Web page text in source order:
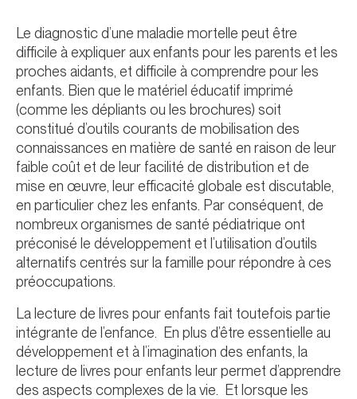
Le diagnostic d’une maladie mortelle peut être
difficile à expliquer aux enfants pour les parents et les
proches aidants, et difficile à comprendre pour les
enfants. Bien que le matériel éducatif imprimé
(comme les dépliants ou les brochures) soit
constitué d’outils courants de mobilisation des
connaissances en matière de santé en raison de leur
faible coût et de leur facilité de distribution et de
mise en œuvre, leur efficacité globale est discutable,
en particulier chez les enfants. Par conséquent, de
nombreux organismes de santé pédiatrique ont
préconisé le développement et l’utilisation d’outils
alternatifs centrés sur la famille pour répondre à ces
préoccupations.
La lecture de livres pour enfants fait toutefois partie
intégrante de l’enfance. En plus d’être essentielle au
développement et à l’imagination des enfants, la
lecture de livres pour enfants leur permet d’apprendre
des aspects complexes de la vie. Et lorsque les